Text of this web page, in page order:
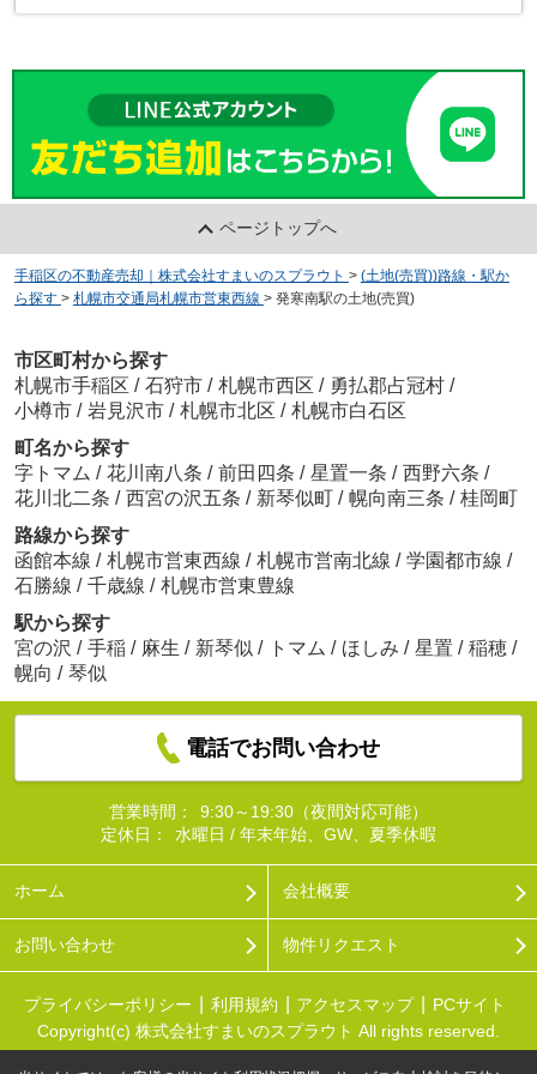
ページトップへ
手稲区の不動産売却｜株式会社すまいのスプラウト > (土地(売買))路線・駅か
ら探す > 札幌市交通局札幌市営東西線 > 発寒南駅の土地(売買)
市区町村から探す
札幌市手稲区 / 石狩市 / 札幌市西区 / 勇払郡占冠村 /
小樽市 / 岩見沢市 / 札幌市北区 / 札幌市白石区
町名から探す
字トマム / 花川南八条 / 前田四条 / 星置一条 / 西野六条 /
花川北二条 / 西宮の沢五条 / 新琴似町 / 幌向南三条 / 桂岡町
路線から探す
函館本線 / 札幌市営東西線 / 札幌市営南北線 / 学園都市線 /
石勝線 / 千歳線 / 札幌市営東豊線
駅から探す
宮の沢 / 手稲 / 麻生 / 新琴似 / トマム / ほしみ / 星置 / 稲穂 /
幌向 / 琴似
電話でお問い合わせ
営業時間：
9:30～19:30（夜間対応可能）
定休日：
水曜日 / 年末年始、GW、夏季休暇
ホーム 会社概要
お問い合わせ 物件リクエスト
プライバシーポリシー 利用規約 アクセスマップ
PCサイト
Copyright(c) 株式会社すまいのスプラウト All rights reserved.